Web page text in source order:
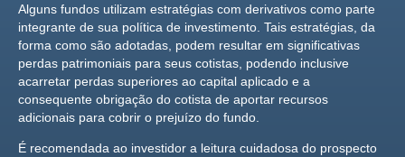
Alguns fundos utilizam estratégias com derivativos como parte
integrante de sua política de investimento. Tais estratégias, da
forma como são adotadas, podem resultar em significativas
perdas patrimoniais para seus cotistas, podendo inclusive
acarretar perdas superiores ao capital aplicado e a
consequente obrigação do cotista de aportar recursos
adicionais para cobrir o prejuízo do fundo.
É recomendada ao investidor a leitura cuidadosa do prospecto